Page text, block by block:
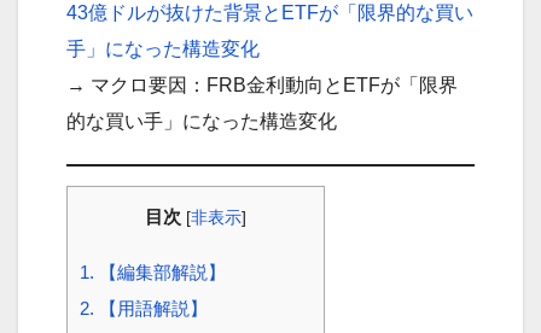
43億ドルが抜けた背景とETFが「限界的な買い
手」になった構造変化
→ マクロ要因：FRB金利動向とETFが「限界
的な買い手」になった構造変化
目次 [非表示]
1. 【編集部解説】
2. 【用語解説】